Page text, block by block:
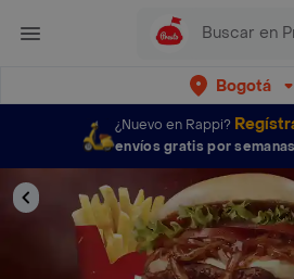
Bogotá
¿Nuevo en Rappi?
envíos gratis por semanas